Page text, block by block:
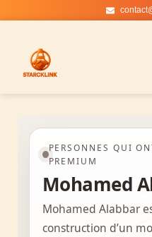
contenu
PERSONNES QUI
PREMIUM
Mohamed
Mohamed Alabbar
construction d’un